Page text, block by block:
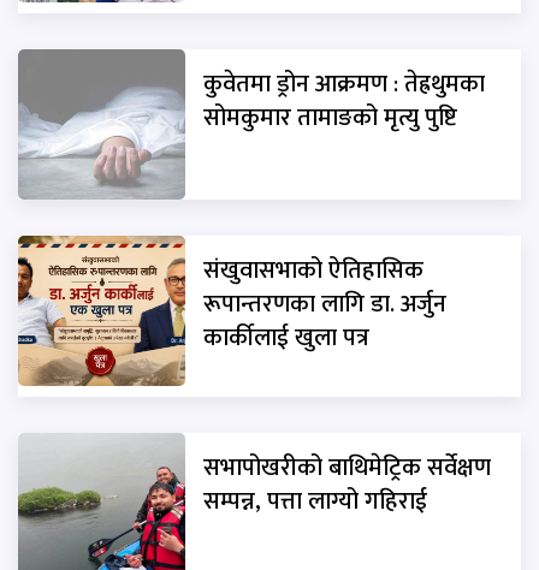
कुवेतमा ड्रोन आक्रमण : तेह्रथुमका
सोमकुमार तामाङको मृत्यु पुष्टि
संखुवासभाको ऐतिहासिक
रूपान्तरणका लागि डा. अर्जुन
कार्कीलाई खुला पत्र
सभापोखरीको बाथिमेट्रिक सर्वेक्षण
सम्पन्न, पत्ता लाग्यो गहिराई